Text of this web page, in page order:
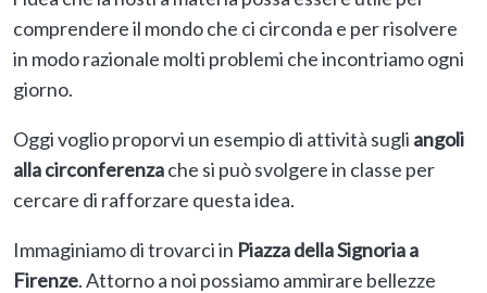
comprendere il mondo che ci circonda e per risolvere
in modo razionale molti problemi che incontriamo ogni
giorno.
Oggi voglio proporvi un esempio di attività sugli angoli
alla circonferenzache si può svolgere in classe per
cercare di rafforzare questa idea.
Immaginiamo di trovarci in Piazza della Signoria a
Firenze. Attorno a noi possiamo ammirare bellezze